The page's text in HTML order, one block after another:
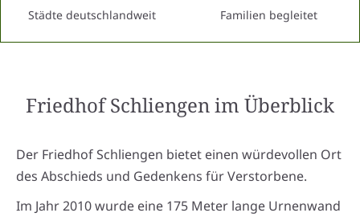
Städte deutschlandweit Familien begleitet
Friedhof Schliengenim Überblick
Der Friedhof Schliengen bietet einen würdevollen Ort
des Abschieds und Gedenkens für Verstorbene.
Im Jahr 2010 wurde eine 175 Meter lange Urnenwand